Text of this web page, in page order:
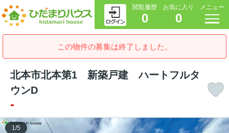
閲覧履歴
0
お気に入り
0
メニュー
この物件の募集は終了しました。
北本市北本第1 新築戸建 ハートフルタ
ウンD
-
1/5